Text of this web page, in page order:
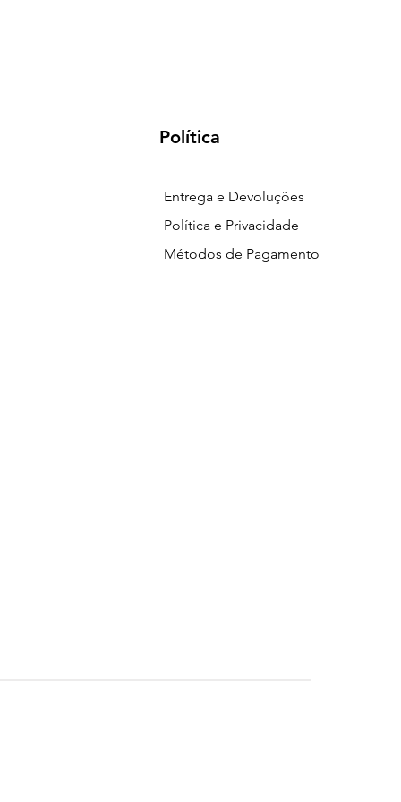
Política
Entrega e Devoluções
Política e Privacidade
Métodos de Pagamento